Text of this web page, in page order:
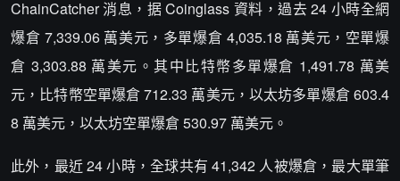
ChainCatcher 消息，据 Coinglass 資料，過去 24 小時全網
爆倉 7,339.06 萬美元，多單爆倉 4,035.18 萬美元，空單爆
倉 3,303.88 萬美元。其中比特幣多單爆倉 1,491.78 萬美
元，比特幣空單爆倉 712.33 萬美元，以太坊多單爆倉 603.4
8 萬美元，以太坊空單爆倉 530.97 萬美元。
此外，最近 24 小時，全球共有 41,342 人被爆倉，最大單筆